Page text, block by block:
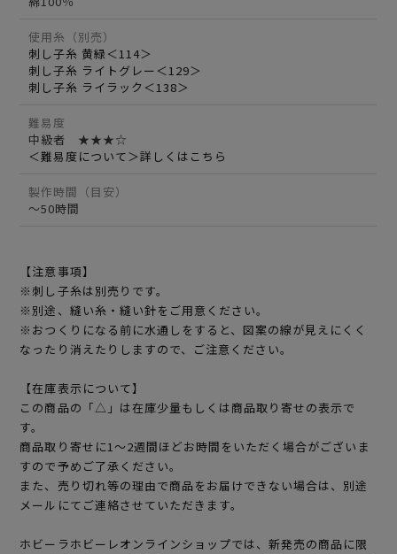
使用糸（別売）
刺し子糸 黄緑＜114＞
刺し子糸 ライトグレー＜129＞
刺し子糸 ライラック＜138＞
難易度
中級者 ★★★☆
＜難易度について＞詳しくはこちら
製作時間（目安）
～50時間
【注意事項】
※刺し子糸は別売りです。
※別途、縫い糸・縫い針をご用意ください。
※おつくりになる前に水通しをすると、図案の線が見えにくく
なったり消えたりしますので、ご注意ください。
【在庫表示について】
この商品の「△」は在庫少量もしくは商品取り寄せの表示で
す。
商品取り寄せに1～2週間ほどお時間をいただく場合がございま
すので予めご了承ください。
また、売り切れ等の理由で商品をお届けできない場合は、別途
メールにてご連絡させていただきます。
ホビーラホビーレオンラインショップでは、新発売の商品に限